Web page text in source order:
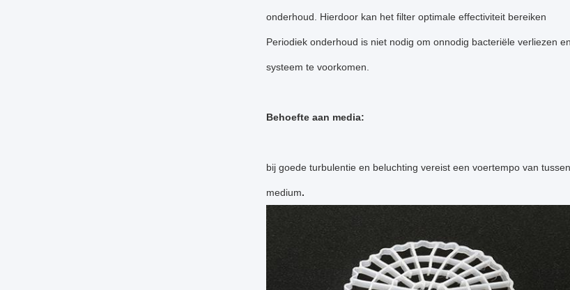
onderhoud. Hierdoor kan het filter optimale effectiviteit bereiken
Periodiek onderhoud is niet nodig om onnodig bacteriële verliezen
systeem te voorkomen.
Behoefte aan media:
bij goede turbulentie en beluchting vereist een voertempo van
medium.